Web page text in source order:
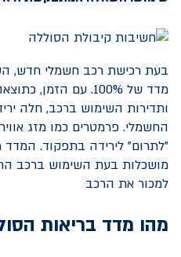
בעת רכישת רכב חשמלי חדש,
מדד של 100%. עם
ותדירות השימוש ברכב, חלה
החשמלי. פרמטרים כמו מזג
"לתרום" לירידה בתפקוד.
מושכלות בעת השימוש ברכב
למכור את הרכב
מהו מדד בריאות